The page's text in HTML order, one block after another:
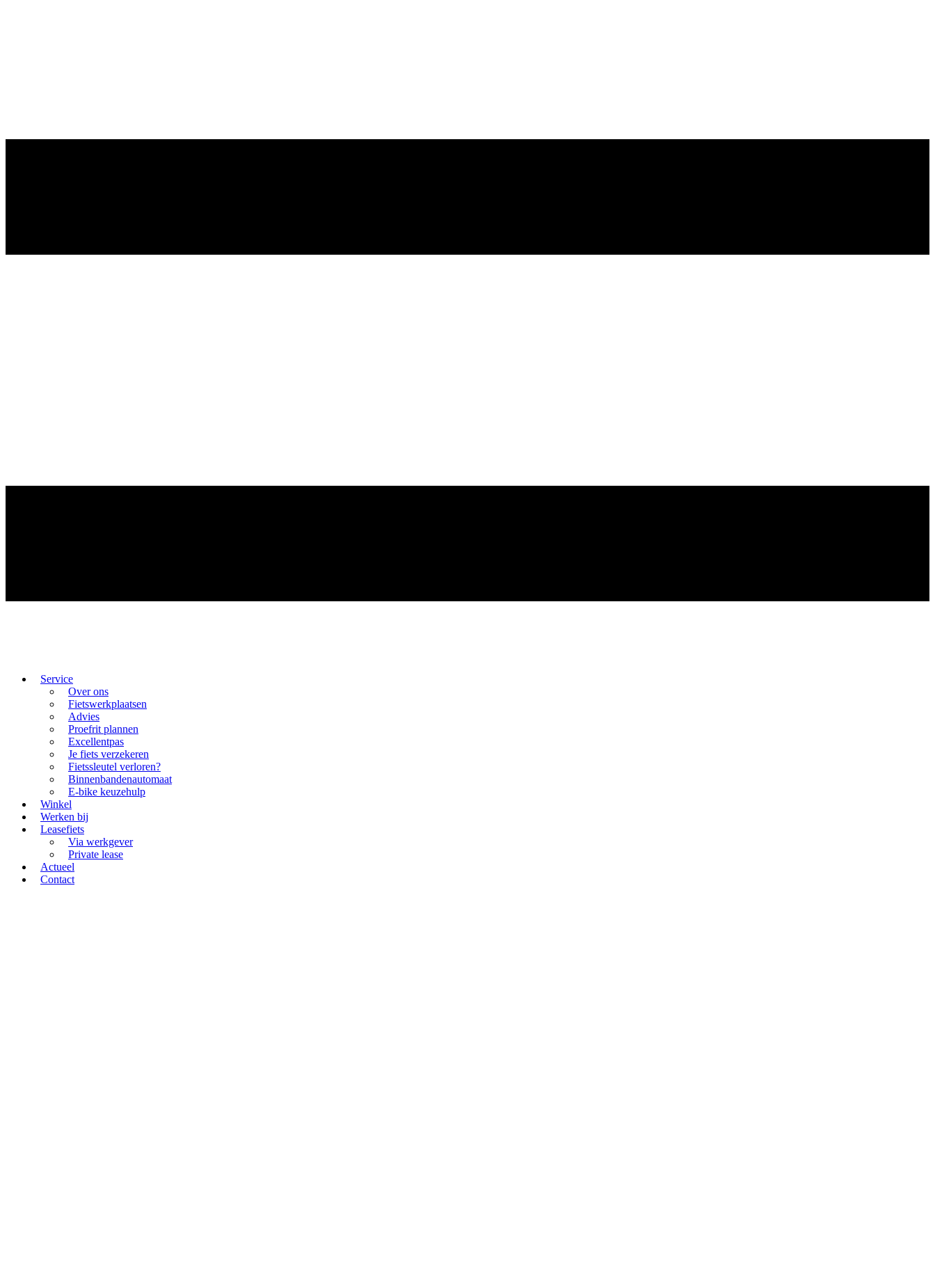
Service
Over ons
Fietswerkplaatsen
Advies
Proefrit plannen
Excellentpas
Je fiets verzekeren
Fietssleutel verloren?
Binnenbandenautomaat
E-bike keuzehulp
Winkel
Werken bij
Leasefiets
Via werkgever
Private lease
Actueel
Contact